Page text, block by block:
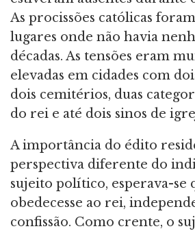
As procissões católicas
lugares onde não havia
décadas. As tensões eram
elevadas em cidades com
dois cemitérios, duas
do rei e até dois sinos de
A importância do édito
perspectiva diferente do
sujeito político, esperava-se
obedecesse ao rei,
confissão. Como crente, o